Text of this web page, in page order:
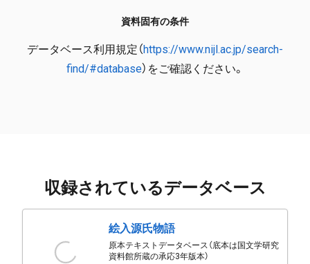
資料固有の条件
データベース利用規定（https://www.nijl.ac.jp/search-
find/#database）をご確認ください。
収録されているデータベース
絵入源氏物語
原本テキストデータベース（底本は国文学研究
資料館所蔵の承応3年版本）